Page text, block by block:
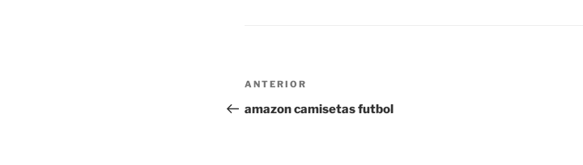
Navegación
de
Entrada
anterior:
ANTERIOR
amazon camisetas futbol